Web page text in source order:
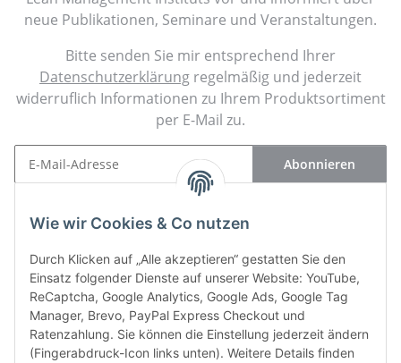
Wie wir Cookies & Co nutzen
Durch Klicken auf „Alle akzeptieren“ gestatten Sie den
Einsatz folgender Dienste auf unserer Website: YouTube,
ReCaptcha, Google Analytics, Google Ads, Google Tag
Manager, Brevo, PayPal Express Checkout und
Ratenzahlung. Sie können die Einstellung jederzeit ändern
(Fingerabdruck-Icon links unten). Weitere Details finden
neue Publikationen, Seminare und Veranstaltungen.
Bitte senden Sie mir entsprechend Ihrer
Datenschutzerklärung regelmäßig und jederzeit
widerruflich Informationen zu Ihrem Produktsortiment
per E-Mail zu.
Abonnieren
Kontakt
Informationen
Gesetzliche Informationen